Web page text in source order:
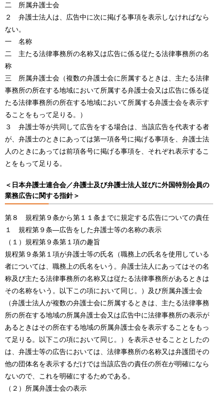
二 所属弁護士会
２ 弁護士法人は、広告中に次に掲げる事項を表示しなければなら
ない。
一 名称
二 主たる法律事務所の名称又は広告に係る従たる法律事務所の名
称
三 所属弁護士会（複数の弁護士会に所属するときは、主たる法律
事務所の所在する地域において所属する弁護士会又は広告に係る従
たる法律事務所の所在する地域において所属する弁護士会を表示す
ることをもって足りる。）
３ 弁護士等が共同して広告をする場合は、当該広告を代表する者
が、弁護士のときにあっては第一項各号に掲げる事項を、弁護士法
人のときにあっては前項各号に掲げる事項を、それぞれ表示するこ
とをもって足りる。
＜日本弁護士連合会／弁護士及び弁護士法人並びに外国特別会員の
業務広告に関する指針＞
第８ 規程第９条から第１１条までに規定する広告についての責任
１ 規程第９条―広告をした弁護士等の名称の表示
（１）規程第９条第１項の趣旨
規程第９条第１項が弁護士等の氏名（職務上の氏名を使用している
者については、職務上の氏名をいう。弁護士法人にあってはその名
称及び主たる法律事務所の名称又は従たる法律事務所があるときは
その名称をいう。以下この項において同じ。）及び所属弁護士会
（弁護士法人が複数の弁護士会に所属するときは、主たる法律事務
所の所在する地域の所属弁護士会又は広告中に法律事務所の表示が
あるときはその所在する地域の所属弁護士会を表示することをもっ
て足りる。以下この項において同じ。）を表示させることとしたの
は、弁護士等の広告においては、法律事務所の名称又は弁護団その
他の団体名を表示するだけでは当該広告の責任の所在が明確になら
ないので、これを明確にするためである。
（２）所属弁護士会の表示